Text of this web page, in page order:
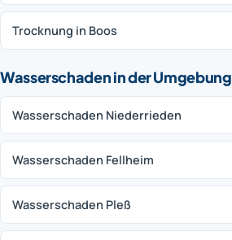
Trocknung in Boos
Wasserschaden in der Umgebung
Wasserschaden Niederrieden
Wasserschaden Fellheim
Wasserschaden Pleß